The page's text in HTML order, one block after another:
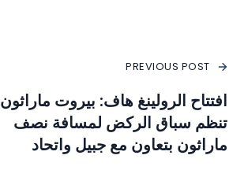
PREVIOUS POST
افتتاح الرولينغ هاف: بيروت ماراثون
تنظم سباق الركض لمسافة نصف
ماراثون بتعاون مع جبيل واتحاد